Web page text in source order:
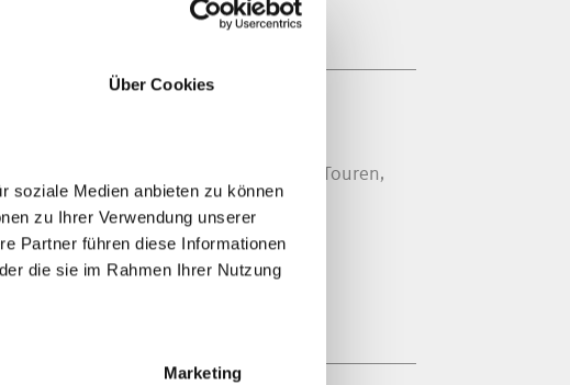
Über Cookies
soziale Medien anbieten zu können
zu Ihrer Verwendung unserer
Partner führen diese Informationen
die sie im Rahmen Ihrer Nutzung
Marketing
und Südtirol. Idealer Partner für Bike-Touren,